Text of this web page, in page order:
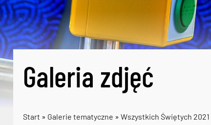
Galeria zdjęć
Start » Galerie tematyczne » Wszystkich Świętych 2021